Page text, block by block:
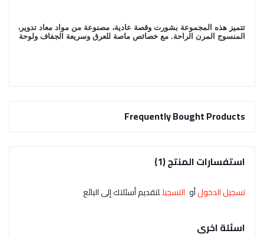
المنسوج المرن الراحة. مع خصائص ماصة للعرق وسريعة الجفاف ولوحة
Frequently Bought Products
استفسارات المنتج (1)
تسجيل الدخولأو التسجيللتقديم أسئلتك إلى البائع
اسئلة اخرى